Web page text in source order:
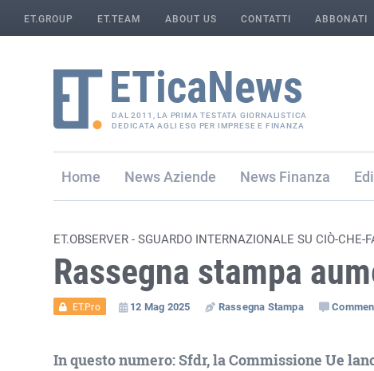
ET.GROUP ET.TEAM ABOUT US CONTATTI ABBONATI
DAL 2011, LA PRIMA TESTATA GIORNALISTICA
DEDICATA AGLI ESG PER IMPRESE E FINANZA
Home Aziende Finanza
ET.OBSERVER - SGUARDO INTERNAZIONALE SU CIÒ-CHE-
Rassegna stampa
ET.Pro 12 Mag 2025 Rassegna Stampa
In questo numero: Sfdr, la Commissione Ue